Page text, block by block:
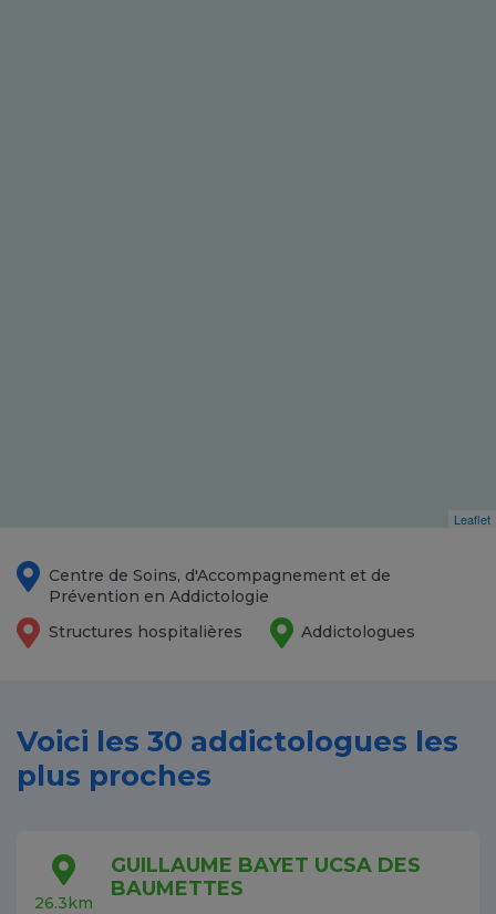
Leaflet
Centre de Soins, d'Accompagnement et de
Prévention en Addictologie
Structures hospitalières
Addictologues
Voici les 30 addictologues les
plus proches
26.3km
GUILLAUME BAYET UCSA DES
BAUMETTES